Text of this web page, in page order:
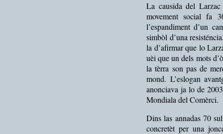
La causida del
movement social fa
l’espandiment d’un
simbòl d’una
la d’afirmar que lo
uèi que un dels mots
la tèrra son pas de
mond. L’eslogan
anonciava ja lo de
Mondiala del Comèrci.
Dins las annadas 70
concretèt per una